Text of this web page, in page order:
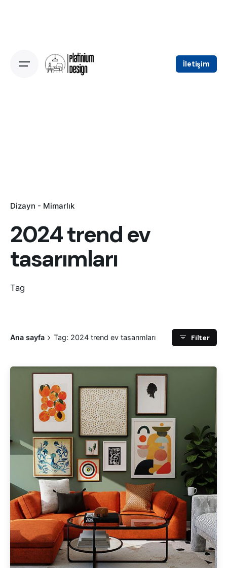
İletişim
Dizayn - Mimarlık
2024 trend ev
tasarımları
Tag
Ana sayfa Tag: 2024 trend ev tasarımları Filter